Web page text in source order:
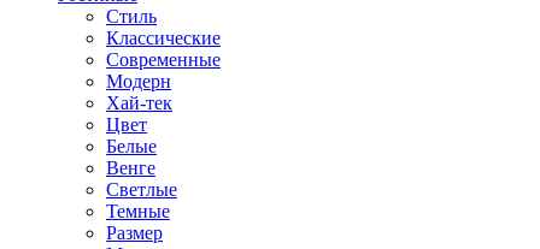
Стиль
Классические
Современные
Модерн
Хай-тек
Цвет
Белые
Венге
Светлые
Темные
Размер